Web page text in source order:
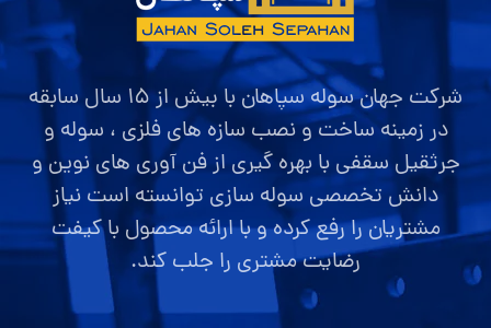
شرکت جهان سوله سپاهان با بیش از ۱۵ سال سابقه
در زمینه ساخت و نصب سازه های فلزی ، سوله و
جرثقیل سقفی با بهره گیری از فن آوری های نوین و
دانش تخصصی سوله سازی توانسته است نیاز
مشتریان را رفع کرده و با ارائه محصول با کیفت
رضایت مشتری را جلب کند.